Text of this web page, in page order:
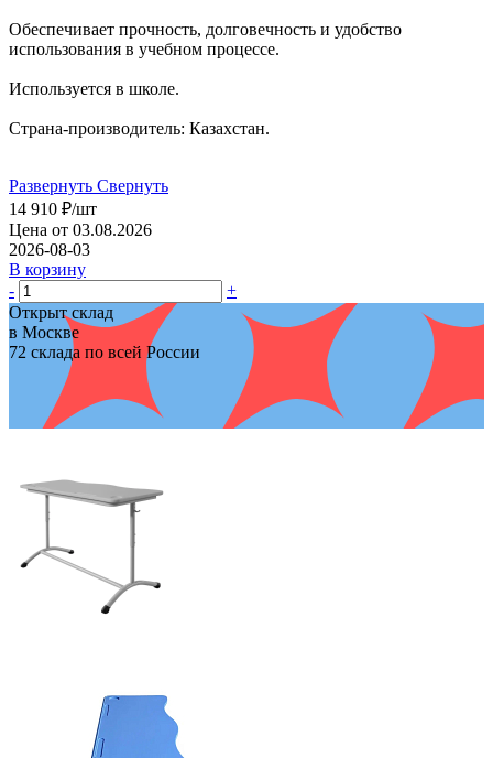
Обеспечивает прочность, долговечность и удобство
использования в учебном процессе.
Используется в школе.
Страна-производитель: Казахстан.
Развернуть Свернуть
14 910 ₽/шт
Цена от 03.08.2026
2026-08-03
В корзину
-
+
Открыт склад
в Москве
72 склада по всей России